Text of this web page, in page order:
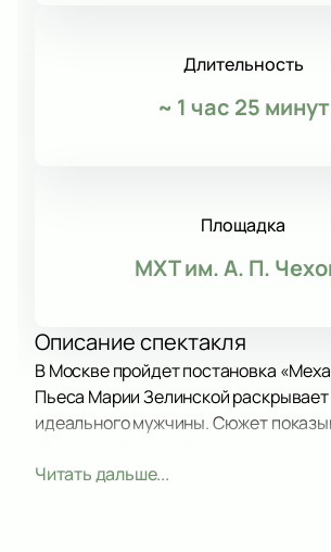
Длительность
~ 1 час 25 минут
Площадка
МХТ им. А. П.
Описание спектакля
В Москве пройдет постановка
Пьеса Марии Зелинской раскрывает
идеального мужчины. Сюжет
Читать дальше...